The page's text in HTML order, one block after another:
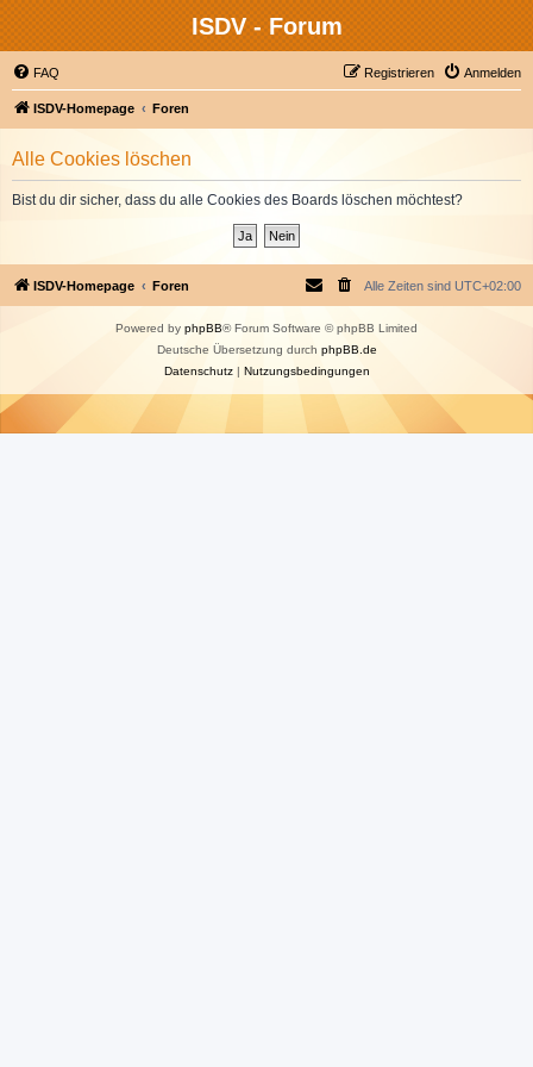
ISDV - Forum
FAQ Anmelden
Registrieren
ISDV-Homepage Foren
Alle Cookies löschen
Bist du dir sicher, dass du alle Cookies des Boards löschen möchtest?
ISDV-Homepage Foren Alle Zeiten sind UTC+02:00
Powered by phpBB® Forum Software © phpBB Limited
Deutsche Übersetzung durch phpBB.de
Datenschutz| Nutzungsbedingungen